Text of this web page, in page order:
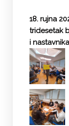
18. rujna
tridesetak
i nastavnika